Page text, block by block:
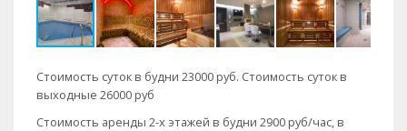
Стоимость суток в будни 23000 руб. Стоимость суток в
выходные 26000 руб
Стоимость аренды 2-х этажей в будни 2900 руб/час, в